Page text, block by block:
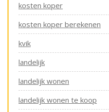
kosten koper
kosten koper berekenen
kvik
landelijk
landelijk wonen
landelijk wonen te koop